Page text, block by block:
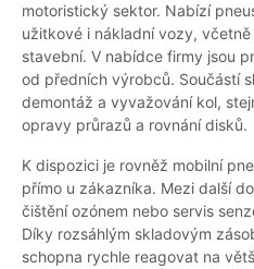
motoristický sektor. Nabízí
užitkové i nákladní vozy,
stavební. V nabídce firmy jsou
od předních výrobců. Součástí
demontáž a vyvažování kol,
opravy průrazů a rovnání disků.
K dispozici je rovněž mobilní
přímo u zákazníka. Mezi další
čištění ozónem nebo servis
Díky rozsáhlým skladovým
schopna rychle reagovat na